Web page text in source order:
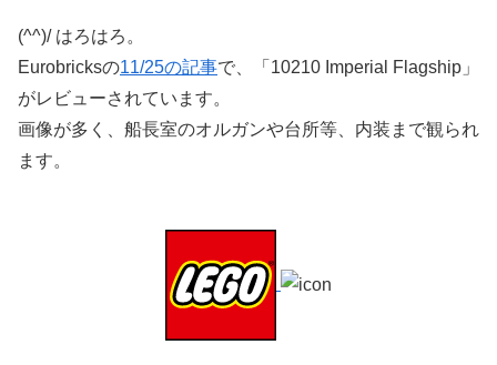
(^^)/ はろはろ。
Eurobricksの11/25の記事で、「10210 Imperial Flagship」
がレビューされています。
画像が多く、船長室のオルガンや台所等、内装まで観られ
ます。